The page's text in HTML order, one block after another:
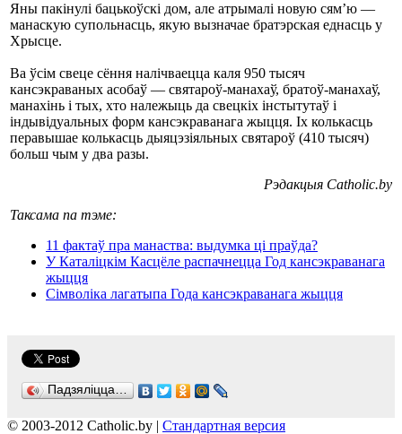
Яны пакінулі бацькоўскі дом, але атрымалі новую сям’ю —
манаскую супольнасць, якую вызначае братэрская еднасць у
Хрысце.
Ва ўсім свеце сёння налічваецца каля 950 тысяч
кансэкраваных асобаў — святароў-манахаў, братоў-манахаў,
манахінь і тых, хто належыць да свецкіх інстытутаў і
індывідуальных форм кансэкраванага жыцця. Іх колькасць
перавышае колькасць дыяцэзіяльных святароў (410 тысяч)
больш чым у два разы.
Рэдакцыя Catholic.by
Таксама па тэме:
11 фактаў пра манаства: выдумка ці праўда?
У Каталіцкім Касцёле распачнецца Год кансэкраванага
жыцця
Сімволіка лагатыпа Года кансэкраванага жыцця
Падзяліцца…
© 2003-2012 Catholic.by | Стандартная версия